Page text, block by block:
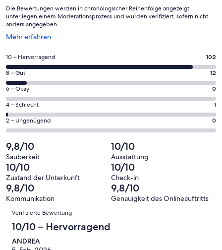
Die Bewertungen werden in chronologischer Reihenfolge angezeigt,
unterliegen einem Moderationsprozess und wurden verifiziert, sofern nicht
anders angegeben.
Mehr erfahren
Wird
einem
neuen
Fenster
geöffnet
102
von
insgesamt
115
Gästebewertungen
haben
eine
Bewertung
von
10
-
Hervorragend
10 – Hervorragend 102
12
von
insgesamt
115
Gästebewertungen
haben
Bewertung
von
8
-
Gut
8 – Gut 12
0
von
insgesamt
115
Gästebewertungen
haben
eine
Bewertung
von
6
-
Okay
6 – Okay 0
1
von
insgesamt
Gästebewertungen
haben
eine
Bewertung
von
4
Schlecht
4 – Schlecht 1
0
von
insgesamt
115
Gästebewertungen
haben
eine
Bewertung
Ungenügend
2 – Ungenügend 0
9,8/10
Sauberkeit
10/10
Ausstattung
10/10
Zustand der Unterkunft
10/10
Check-in
9,8/10
Kommunikation
9,8/10
Genauigkeit des Onlineauftritts
Bewertungen
Verifizierte Bewertung
10/10 – Hervorragend
ANDREA